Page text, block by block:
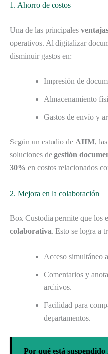
1. Ahorro de costos
Una de las principales ventajas
operativos. Al digitalizar
disminuir gastos en:
Impresión de
Almacenamiento
Gastos de envío y
Según un estudio de AIIM,
soluciones de gestión
30% en costos relacionados
2. Mejora en la colaboración
Box Custodia permite que los
colaborativa. Esto se logra a
Acceso simultáneo
Comentarios y
archivos.
Facilidad para
departamentos.
Por qué está